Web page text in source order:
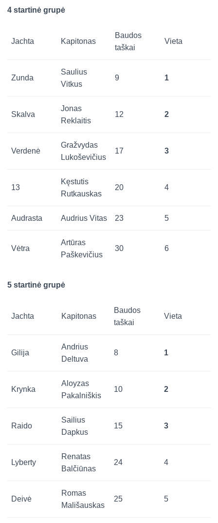
4 startinė grupė
Jachta Kapitonas
Baudos
taškai
Vieta
Zunda
Saulius
Vitkus
9 1
Skalva
Jonas
Reklaitis
12 2
Verdenė
Gražvydas
Lukoševičius
17 3
13
Kęstutis
Rutkauskas
20 4
Audrasta Audrius Vitas 23 5
Vėtra
Artūras
Paškevičius
30 6
5 startinė grupė
Jachta Kapitonas
Baudos
taškai
Vieta
Gilija
Andrius
Deltuva
8 1
Krynka
Aloyzas
Pakalniškis
10 2
Raido
Sailius
Dapkus
15 3
Lyberty
Renatas
Balčiūnas
24 4
Deivė
Romas
Mališauskas
25 5